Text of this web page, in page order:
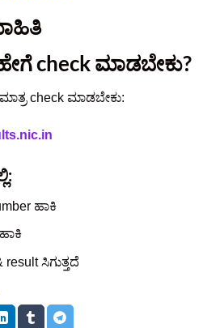
check ಮಾಡಬೇಕು?
check ಮಾಡಬೇಕು:
ಹಾಕಿ
ಸಿಗುತ್ತದೆ